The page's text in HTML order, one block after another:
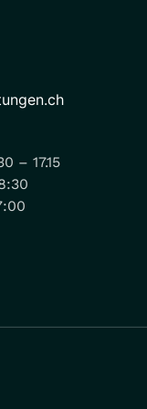
– 17.15